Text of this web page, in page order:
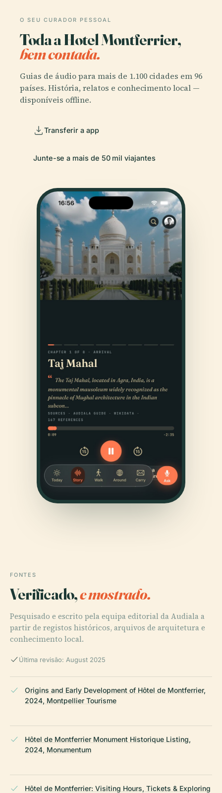
O SEU CURADOR PESSOAL
Toda a Hotel Montferrier,
bem contada.
Guias de áudio para mais de 1.100 cidades em 96
países. História, relatos e conhecimento local —
disponíveis offline.
Transferir a app
Junte-se a mais de 50 mil viajantes
FONTES
Verificado,e mostrado.
Pesquisado e escrito pela equipa editorial da Audiala a
partir de registos históricos, arquivos de arquitetura e
conhecimento local.
Última revisão: August 2025
Origins and Early Development of Hôtel de Montferrier,
2024, Montpellier Tourisme
Hôtel de Montferrier Monument Historique Listing,
2024, Monumentum
Hôtel de Montferrier: Visiting Hours, Tickets & Exploring